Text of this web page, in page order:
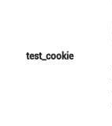
test_cookie